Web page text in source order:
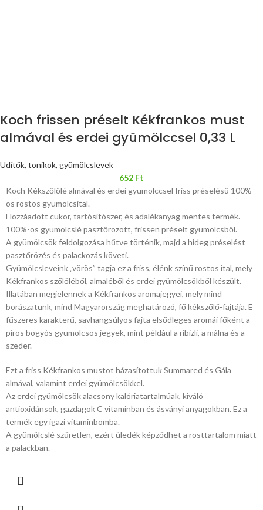
Koch frissen préselt Kékfrankos must
almával és erdei gyümölccsel 0,33 L
Üdítők, tonikok, gyümölcslevek
652 Ft
Koch Kékszőlőlé almával és erdei gyümölccsel friss préselésű 100%-
os rostos gyümölcsital.
Hozzáadott cukor, tartósítószer, és adalékanyag mentes termék.
100%-os gyümölcslé pasztőrözött, frissen préselt gyümölcsből.
A gyümölcsök feldolgozása hűtve történik, majd a hideg préselést
pasztőrözés és palackozás követi.
Gyümölcsleveink „vörös” tagja ez a friss, élénk színű rostos ital, mely
Kékfrankos szőlőléből, almaléből és erdei gyümölcsökből készült.
Illatában megjelennek a Kékfrankos aromajegyei, mely mind
borászatunk, mind Magyarország meghatározó, fő kékszőlő-fajtája. E
fűszeres karakterű, savhangsúlyos fajta elsődleges aromái főként a
piros bogyós gyümölcsös jegyek, mint például a ribizli, a málna és a
szeder.
Ezt a friss Kékfrankos mustot házasítottuk Summared és Gála
almával, valamint erdei gyümölcsökkel.
Az erdei gyümölcsök alacsony kalóriatartalmúak, kiváló
antioxidánsok, gazdagok C vitaminban és ásványi anyagokban. Ez a
termék egy igazi vitaminbomba.
A gyümölcslé szűretlen, ezért üledék képződhet a rosttartalom miatt
a palackban.